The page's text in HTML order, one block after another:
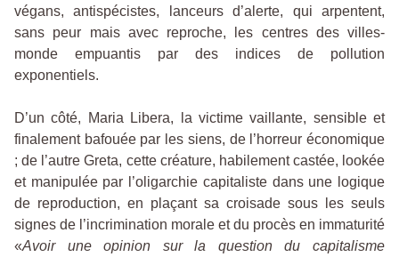
végans, antispécistes, lanceurs d’alerte, qui arpentent,
sans peur mais avec reproche, les centres des villes-
monde empuantis par des indices de pollution
exponentiels.
D’un côté, Maria Libera, la victime vaillante, sensible et
finalement bafouée par les siens, de l’horreur économique
; de l’autre Greta, cette créature, habilement castée, lookée
et manipulée par l’oligarchie capitaliste dans une logique
de reproduction, en plaçant sa croisade sous les seuls
signes de l’incrimination morale et du procès en immaturité
«Avoir une opinion sur la question du capitalisme